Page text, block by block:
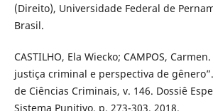
(Direito), Universidade Federal de
Brasil.
CASTILHO, Ela Wiecko; CAMPOS,
justiça criminal e perspectiva de
de Ciências Criminais, v. 146. Dossiê
Sistema Punitivo, p. 273-303. 2018.